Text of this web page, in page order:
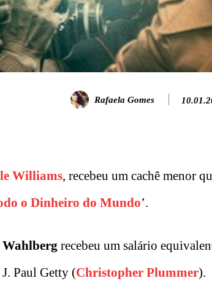
Rafaela Gomes
Williams, recebeu um cachê menor
o Dinheiro do Mundo’.
Wahlberg recebeu um salário
Paul Getty (Christopher Plummer).